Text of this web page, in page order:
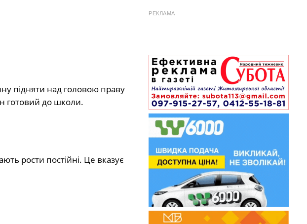
підняти над головою праву
готовий до школи.
рости постійні. Це вказує
РЕКЛАМА